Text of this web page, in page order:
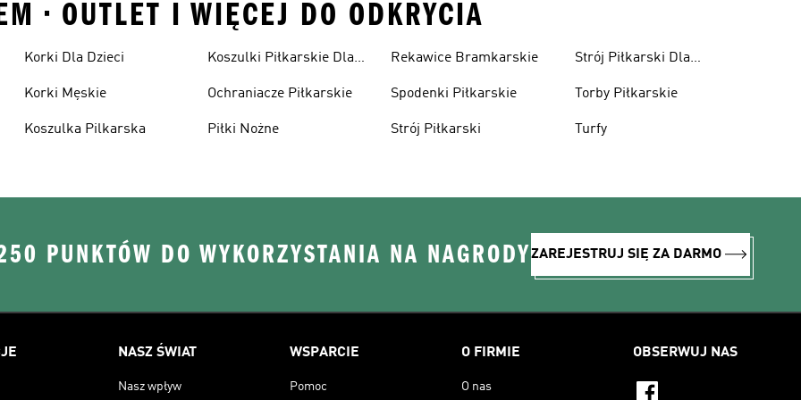
• OUTLET I WIĘCEJ DO ODKRYCIA
Korki Dla Dzieci
Korki Męskie
Koszulka Pilkarska
Koszulki Piłkarskie Dla
Ochraniacze Piłkarskie
Piłki Nożne
Rekawice Bramkarskie
Spodenki Piłkarskie
Strój Piłkarski
Strój Piłkarski Dla
Torby Piłkarskie
Turfy
PUNKTÓW DO WYKORZYSTANIA NA NAGRODYZAREJESTRUJ SIĘ ZA DARMO
NASZ ŚWIAT
Nasz wpływ
WSPARCIE
Pomoc
O FIRMIE
O nas
OBSERWUJ NAS